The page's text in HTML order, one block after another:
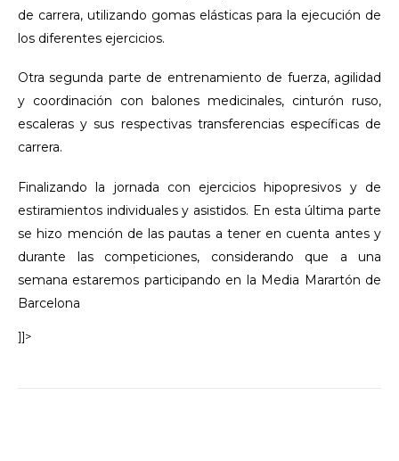
de carrera, utilizando gomas elásticas para la ejecución de
los diferentes ejercicios.
Otra segunda parte de entrenamiento de fuerza, agilidad
y coordinación con balones medicinales, cinturón ruso,
escaleras y sus respectivas transferencias específicas de
carrera.
Finalizando la jornada con ejercicios hipopresivos y de
estiramientos individuales y asistidos. En esta última parte
se hizo mención de las pautas a tener en cuenta antes y
durante las competiciones, considerando que a una
semana estaremos participando en la Media Marartón de
Barcelona
]]>